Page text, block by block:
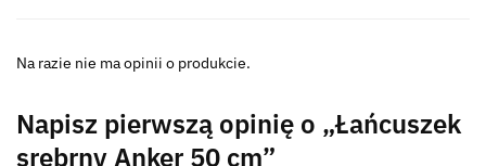
Na razie nie ma opinii o produkcie.
Napisz pierwszą opinię o „Łańcuszek
srebrny Anker 50 cm”